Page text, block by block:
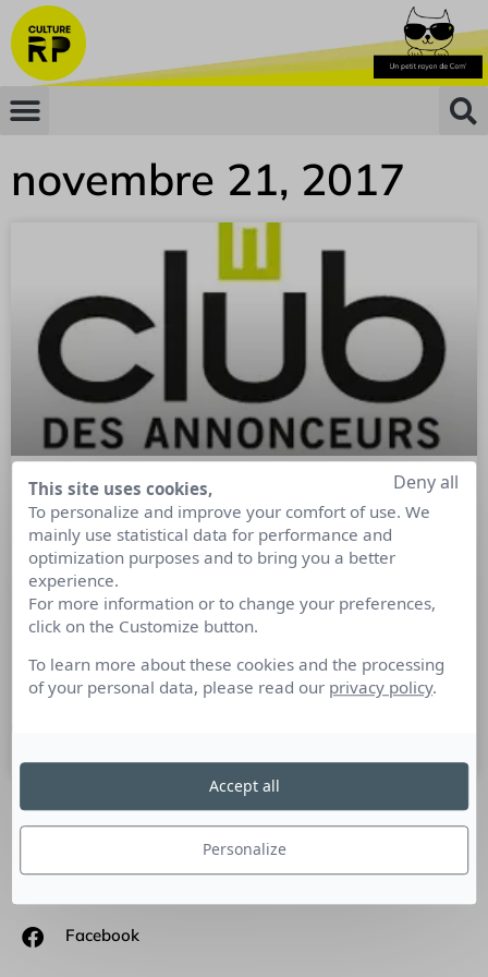
novembre 21, 2017
Point de vue d’expert : Hubert
Blanquefort d’Anglards, Président du
Club des Annonceurs
Culture RP a rencontré Hubert Blanquefort d’Anglards à
Annonceurs le 8 novembre 2017. Hubert Blanquefort
d’Anglards
SUIVEZ-NOUS
Facebook
This site uses cookies,
To personalize and improve your comfort of use. We
mainly use statistical data for performance and
optimization purposes and to bring you a better
experience.
For more information or to change your preferences,
click on the Customize button.
To learn more about these cookies and the processing
of your personal data, please read our privacy policy.
Personalize
Deny all
Accept all